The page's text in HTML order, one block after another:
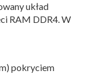
układ
RAM DDR4. W
pokryciem